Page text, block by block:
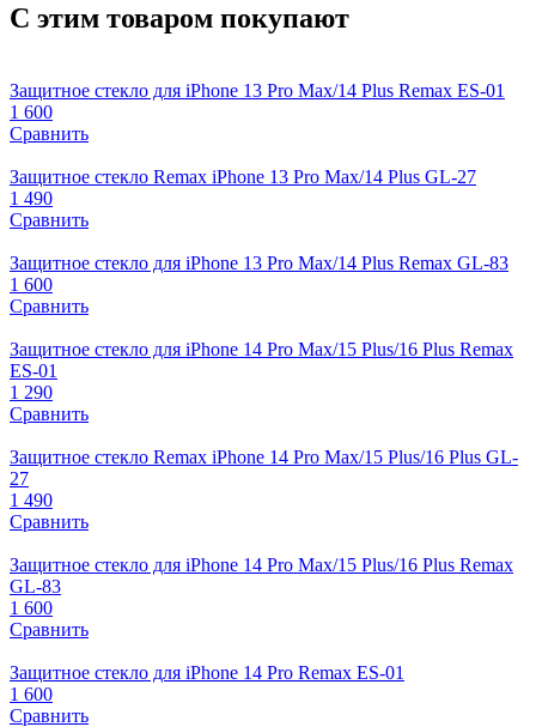
С этим товаром покупают
Защитное стекло для iPhone 13 Pro Max/14 Plus Remax ES-01
1 600
Сравнить
Защитное стекло Remax iPhone 13 Pro Max/14 Plus GL-27
1 490
Сравнить
Защитное стекло для iPhone 13 Pro Max/14 Plus Remax GL-83
1 600
Сравнить
Защитное стекло для iPhone 14 Pro Max/15 Plus/16 Plus Remax
ES-01
1 290
Сравнить
Защитное стекло Remax iPhone 14 Pro Max/15 Plus/16 Plus GL-
27
1 490
Сравнить
Защитное стекло для iPhone 14 Pro Max/15 Plus/16 Plus Remax
GL-83
1 600
Сравнить
Защитное стекло для iPhone 14 Pro Remax ES-01
1 600
Сравнить